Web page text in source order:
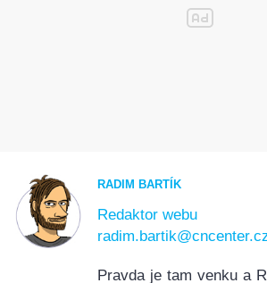
RADIM BARTÍK
Redaktor webu
Pravda je tam venku a